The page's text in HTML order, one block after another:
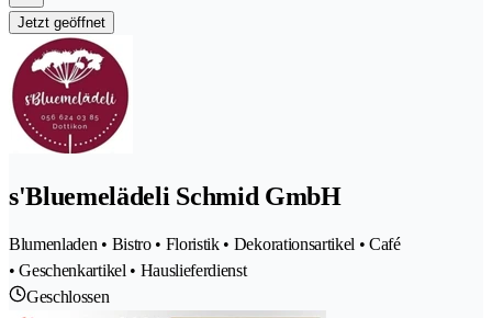
Jetzt geöffnet
s'Bluemelädeli Schmid GmbH
Blumenladen • Bistro • Floristik • Dekorationsartikel • Café
• Geschenkartikel • Hauslieferdienst
Geschlossen